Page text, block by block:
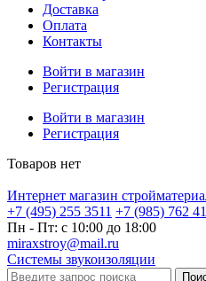
Доставка
Оплата
Контакты
Войти в магазин
Регистрация
Войти в магазин
Регистрация
Товаров нет
Интернет магазин
+7 (495) 255 3511 +7 (985) 762
Пн - Пт: с 10:00 до 18:00
miraxstroy@mail.ru
Системы звукоизоляции